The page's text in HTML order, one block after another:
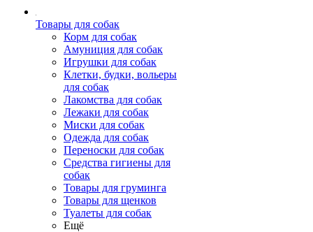
Товары для собак
Корм для собак
Амуниция для собак
Игрушки для собак
Клетки, будки, вольеры
для собак
Лакомства для собак
Лежаки для собак
Миски для собак
Одежда для собак
Переноски для собак
Средства гигиены для
собак
Товары для груминга
Товары для щенков
Туалеты для собак
Ещё